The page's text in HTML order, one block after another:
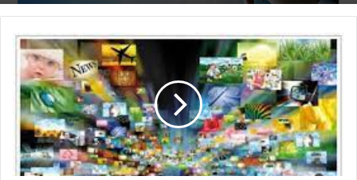
الصادرات الغذائية المصرية تتجه نحو المغرب في
حملة توسع جديدة